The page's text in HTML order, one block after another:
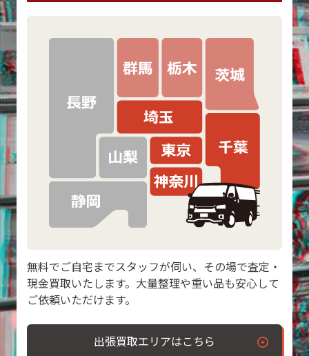
無料でご自宅までスタッフが伺い、その場で査定・
現金買取いたします。大量整理や重い品も安心して
ご依頼いただけます。
出張買取エリアはこちら